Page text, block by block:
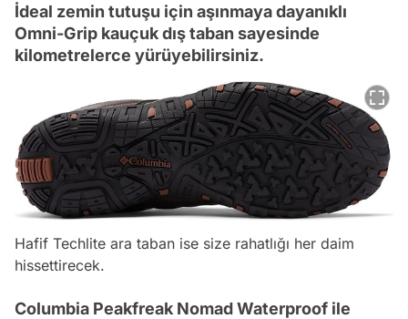
İdeal zemin tutuşu için aşınmaya dayanıklı
Omni-Grip kauçuk dış taban sayesinde
kilometrelerce yürüyebilirsiniz.
Hafif Techlite ara taban ise size rahatlığı her daim
hissettirecek.
Columbia Peakfreak Nomad Waterproof ile